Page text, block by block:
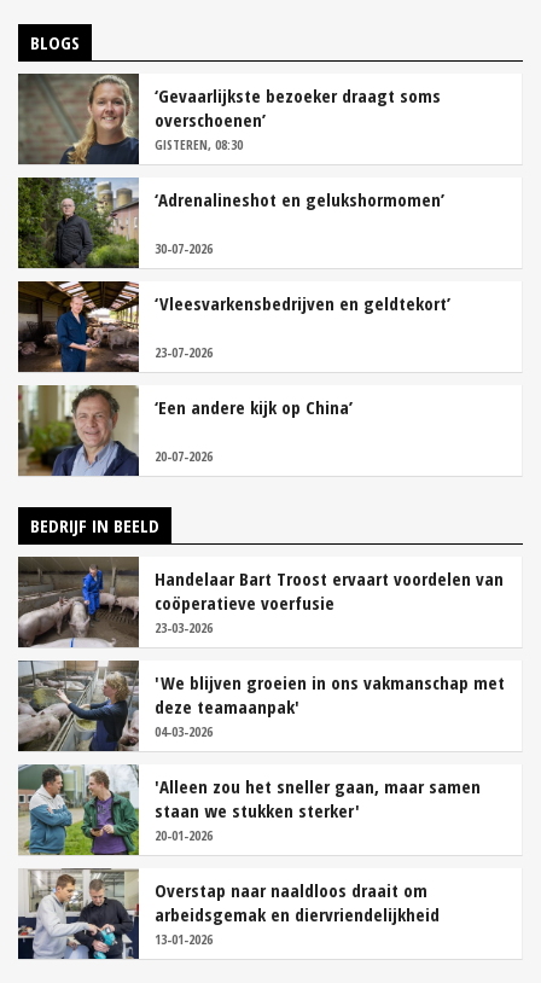
BLOGS
‘Gevaarlijkste bezoeker draagt soms
overschoenen’
GISTEREN, 08:30
‘Adrenalineshot en gelukshormomen’
30-07-2026
‘Vleesvarkensbedrijven en geldtekort’
23-07-2026
‘Een andere kijk op China’
20-07-2026
BEDRIJF IN BEELD
Handelaar Bart Troost ervaart voordelen van
coöperatieve voerfusie
23-03-2026
'We blijven groeien in ons vakmanschap met
deze teamaanpak'
04-03-2026
'Alleen zou het sneller gaan, maar samen
staan we stukken sterker'
20-01-2026
Overstap naar naaldloos draait om
arbeidsgemak en diervriendelijkheid
13-01-2026